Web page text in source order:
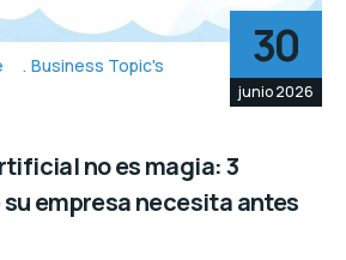
Business Topic's 30
junio 2026
no es magia: 3
empresa necesita antes